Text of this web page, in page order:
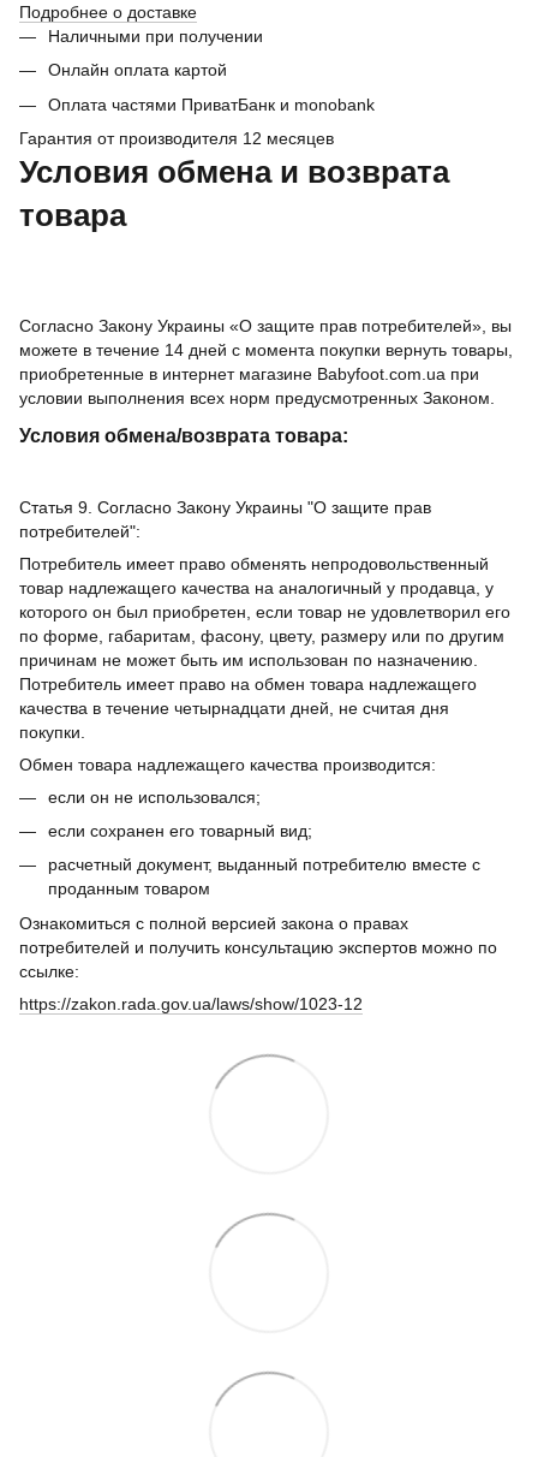
Подробнее о доставке
Наличными при получении
Онлайн оплата картой
Оплата частями ПриватБанк и monobank
Гарантия от производителя 12 месяцев
Условия обмена и возврата
товара
Согласно Закону Украины «О защите прав потребителей», вы
можете в течение 14 дней с момента покупки вернуть товары,
приобретенные в интернет магазине Babyfoot.com.ua при
условии выполнения всех норм предусмотренных Законом.
Условия обмена/возврата товара:
Статья 9. Согласно Закону Украины "О защите прав
потребителей":
Потребитель имеет право обменять непродовольственный
товар надлежащего качества на аналогичный у продавца, у
которого он был приобретен, если товар не удовлетворил его
по форме, габаритам, фасону, цвету, размеру или по другим
причинам не может быть им использован по назначению.
Потребитель имеет право на обмен товара надлежащего
качества в течение четырнадцати дней, не считая дня
покупки.
Обмен товара надлежащего качества производится:
если он не использовался;
если сохранен его товарный вид;
расчетный документ, выданный потребителю вместе с
проданным товаром
Ознакомиться с полной версией закона о правах
потребителей и получить консультацию экспертов можно по
ссылке:
https://zakon.rada.gov.ua/laws/show/1023-12